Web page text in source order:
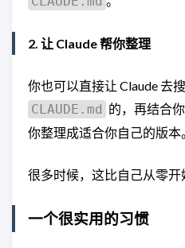
2. 让 Claude 帮你整理
你也可以直接让 Claude 去
CLAUDE.md 的，再结合
你整理成适合你自己的版本
很多时候，这比自己从零开
一个很实用的习惯